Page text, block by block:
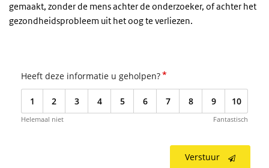
gemaakt, zonder de mens achter de onderzoeker, of achter het
gezondheidsprobleem uit het oog te verliezen.
Heeft deze informatie u geholpen?*
1 2 3 4 5 6 7 8 9 10
Helemaal niet Fantastisch
Verstuur